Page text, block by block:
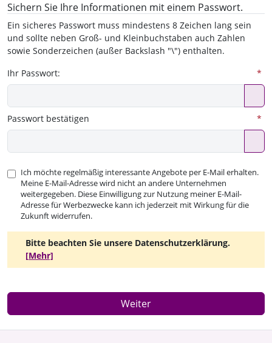
Sichern Sie Ihre Informationen mit einem Passwort.
Ein sicheres Passwort muss mindestens 8 Zeichen lang sein
und sollte neben Groß- und Kleinbuchstaben auch Zahlen
sowie Sonderzeichen (außer Backslash "\") enthalten.
Ihr Passwort:
*
Passwort bestätigen *
Ich möchte regelmäßig interessante Angebote per E-Mail erhalten.
Meine E-Mail-Adresse wird nicht an andere Unternehmen
weitergegeben. Diese Einwilligung zur Nutzung meiner E-Mail-
Adresse für Werbezwecke kann ich jederzeit mit Wirkung für die
Zukunft widerrufen.
Bitte beachten Sie unsere Datenschutzerklärung.
[Mehr]
Weiter